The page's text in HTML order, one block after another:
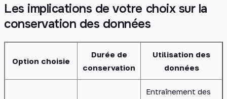
Les implications de votre choix sur la
conservation des données
Option choisie
Durée de
conservation
Utilisation des
données
Entraînement des